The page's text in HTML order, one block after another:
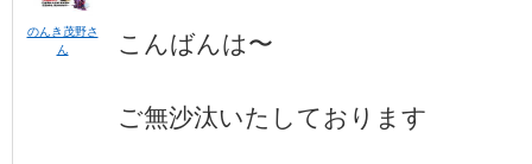
のんき茂野さ
ん
こんばんは〜
ご無沙汰いたしております